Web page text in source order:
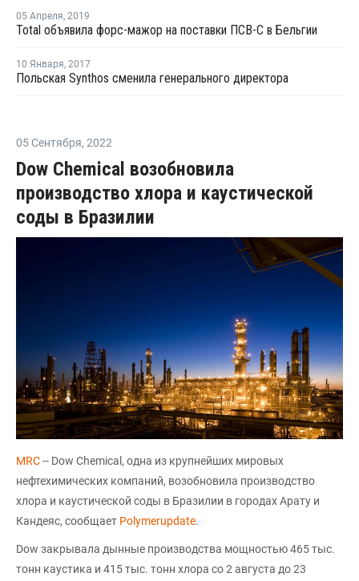
05 Апреля, 2019
Total объявила форс-мажор на поставки ПСВ-С в Бельгии
10 Января, 2017
Польская Synthos сменила генерального директора
05 Сентября, 2022
Dow Chemical возобновила
производство хлора и каустической
соды в Бразилии
MRC-- Dow Chemical, одна из крупнейших мировых
нефтехимических компаний, возобновила производство
хлора и каустической соды в Бразилии в городах Арату и
Кандеяс, сообщает Polymerupdate.
Dow закрывала дынные производства мощностью 465 тыс.
тонн каустика и 415 тыс. тонн хлора со 2 августа до 23